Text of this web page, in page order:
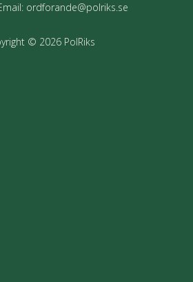
ordforande@polriks.se
© 2026 PolRiks